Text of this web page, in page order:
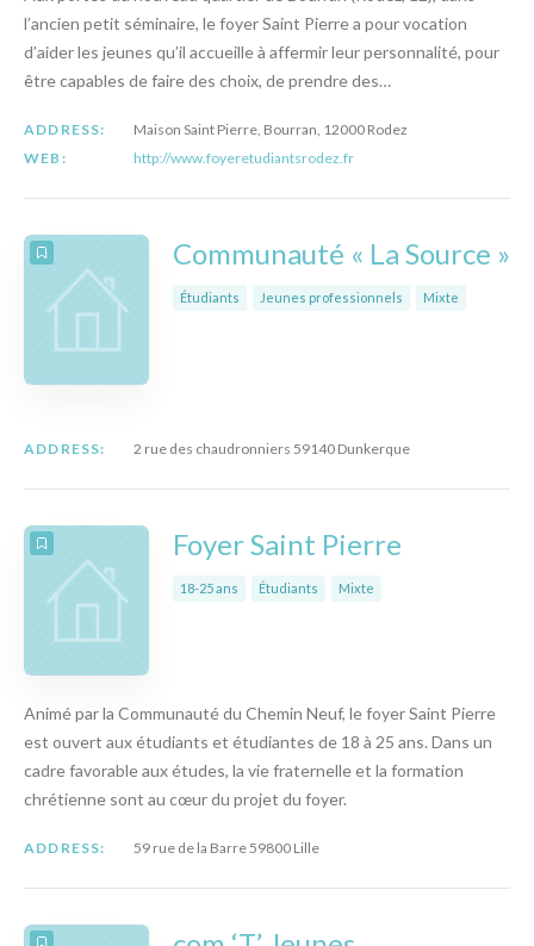
l’ancien petit séminaire, le foyer Saint Pierre a pour vocation
d’aider les jeunes qu’il accueille à affermir leur personnalité, pour
être capables de faire des choix, de prendre des…
ADDRESS:
Maison Saint Pierre, Bourran, 12000 Rodez
WEB:
http://www.foyeretudiantsrodez.fr
Communauté « La Source »
Étudiants Jeunes professionnels Mixte
ADDRESS: 2 rue des chaudronniers 59140 Dunkerque
Foyer Saint Pierre
18-25 ans Étudiants Mixte
Animé par la Communauté du Chemin Neuf, le foyer Saint Pierre
est ouvert aux étudiants et étudiantes de 18 à 25 ans. Dans un
cadre favorable aux études, la vie fraternelle et la formation
chrétienne sont au cœur du projet du foyer.
ADDRESS: 59 rue de la Barre 59800 Lille